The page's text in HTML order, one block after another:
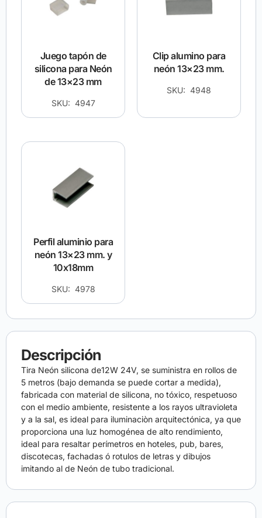
Juego tapón de
silicona para Neón
de 13×23 mm
SKU: 4947
Clip alumino para
neón 13×23 mm.
SKU: 4948
Perfil aluminio para
neón 13×23 mm. y
10x18mm
SKU: 4978
Descripción
Tira Neón silicona de12W 24V, se suministra en rollos de
5 metros (bajo demanda se puede cortar a medida),
fabricada con material de silicona, no tóxico, respetuoso
con el medio ambiente, resistente a los rayos ultravioleta
y a la sal, es ideal para iluminaciòn arquitectónica, ya que
proporciona una luz homogénea de alto rendimiento,
ideal para resaltar perímetros en hoteles, pub, bares,
discotecas, fachadas ó rotulos de letras y dibujos
imitando al de Neón de tubo tradicional.